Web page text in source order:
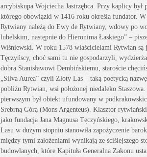
arcybiskupa Wojciecha Jastrzębca. Przy kaplicy był
którego obowiązki w 1416 roku określa fundator. W
Rytwiany należą do Ewy de Rytwiany, wdowy po
lubelskim, następnie do Hieronima Łaskiego” –
Wiśniewski. W roku 1578 właścicielami Rytwian są
Tęczyńscy, choć sami tu nie gospodarzyli,
dobra Stanisławowi Dembińskiemu, staroście
„Silva Aurea” czyli Złoty Las – taką poetycką
pobliżu Rytwian, wsi położonej niedaleko
pierwszym był obiekt ufundowany w
Srebrną Górą (Mons Argenteus). Klasztor
jako fundacja Jana Magnusa Tęczyńskiego,
Lasu w dużym stopniu stanowiła zapożyczenie
między tymi założeniami wynikają ze ściślejszego
budowlanych, które Kapituła Generalna Zakonu